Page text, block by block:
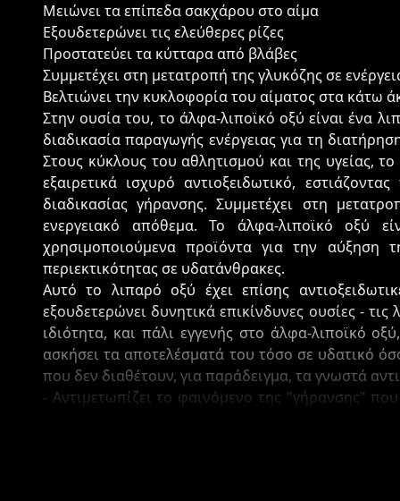
Μειώνει τα επίπεδα σακχάρου στο αίμα
Εξουδετερώνει τις ελεύθερες ρίζες
Προστατεύει τα κύτταρα από βλάβες
Συμμετέχει στη μετατροπή της γλυκόζης σε
Βελτιώνει την κυκλοφορία του αίματος στα κάτω
Στην ουσία του, το άλφα-λιποϊκό οξύ είναι ένα
διαδικασία παραγωγής ενέργειας για τη
Στους κύκλους του αθλητισμού και της υγείας,
εξαιρετικά ισχυρό αντιοξειδωτικό,
διαδικασίας γήρανσης. Συμμετέχει στη
ενεργειακό απόθεμα. Το άλφα-λιποϊκό οξύ
χρησιμοποιούμενα προϊόντα για την αύξηση
περιεκτικότητας σε υδατάνθρακες.
Αυτό το λιπαρό οξύ έχει επίσης
εξουδετερώνει δυνητικά επικίνδυνες ουσίες -
ιδιότητα, και πάλι εγγενής στο άλφα-λιποϊκό
ασκήσει τα αποτελέσματά του τόσο σε υδατικό
που δεν διαθέτουν, για παράδειγμα, τα γνωστά
- Αντιμετωπίζει το φαινόμενο της "γήρανσης"